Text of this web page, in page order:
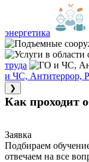
энергетика
труда
и ЧС, Антитеррор,
❯
Как проходит
Заявка
Подбираем
отвечаем на все